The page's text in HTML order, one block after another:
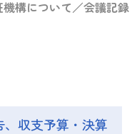
機構について／会議記
収支予算・決算